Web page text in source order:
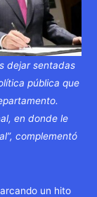
dejar sentadas
pública que
en donde le
complementó
un hito